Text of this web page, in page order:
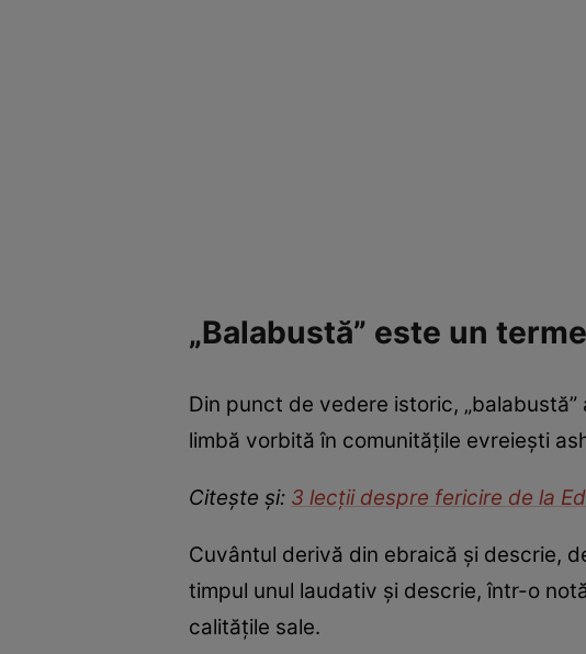
„Balabustă” este un
Din punct de vedere istoric,
limbă vorbită în comunitățile evreiești
Citește și: 3 lecții despre fericire de la
Cuvântul derivă din ebraică și descrie,
timpul unul laudativ și descrie, într-o
calitățile sale.